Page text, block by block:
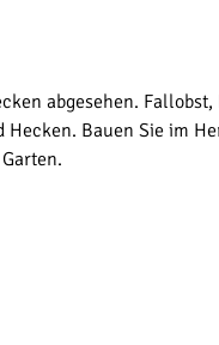
abgesehen.
Bauen Sie im